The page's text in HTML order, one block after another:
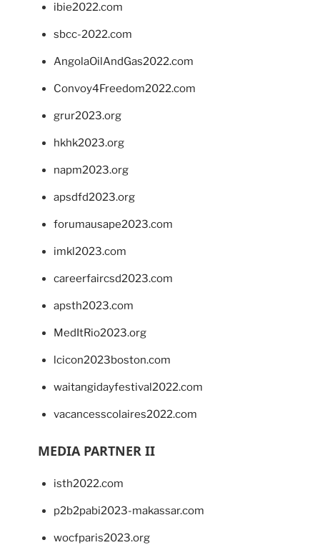
ibie2022.com
sbcc-2022.com
AngolaOilAndGas2022.com
Convoy4Freedom2022.com
grur2023.org
hkhk2023.org
napm2023.org
apsdfd2023.org
forumausape2023.com
imkl2023.com
careerfaircsd2023.com
apsth2023.com
MedItRio2023.org
lcicon2023boston.com
waitangidayfestival2022.com
vacancesscolaires2022.com
MEDIA PARTNER II
isth2022.com
p2b2pabi2023-makassar.com
wocfparis2023.org